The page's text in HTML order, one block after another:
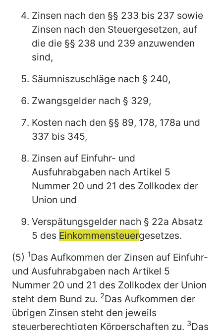
Zinsen nach den §§ 233 bis 237 sowie
Zinsen nach den Steuergesetzen, auf
die die §§ 238 und 239 anzuwenden
sind,
Säumniszuschläge nach § 240,
Zwangsgelder nach § 329,
Kosten nach den §§ 89, 178, 178a und
337 bis 345,
Zinsen auf Einfuhr- und
Ausfuhrabgaben nach Artikel 5
Nummer 20 und 21 des Zollkodex der
Union und
Verspätungsgelder nach § 22a Absatz
5 des Einkommensteuergesetzes.
(5) 1Das Aufkommen der Zinsen auf Einfuhr-
und Ausfuhrabgaben nach Artikel 5
Nummer 20 und 21 des Zollkodex der Union
steht dem Bund zu. 2Das Aufkommen der
übrigen Zinsen steht den jeweils
steuerberechtigten Körperschaften zu. 3Das